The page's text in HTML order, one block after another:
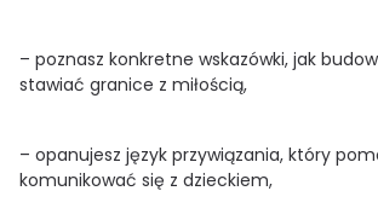
– poznasz konkretne wskazówki, jak
stawiać granice z miłością,
– opanujesz język przywiązania, który
komunikować się z dzieckiem,